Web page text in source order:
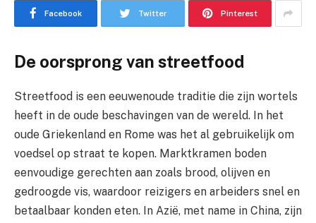
Facebook Twitter Pinterest
De oorsprong van streetfood
Streetfood is een eeuwenoude traditie die zijn wortels
heeft in de oude beschavingen van de wereld. In het
oude Griekenland en Rome was het al gebruikelijk om
voedsel op straat te kopen. Marktkramen boden
eenvoudige gerechten aan zoals brood, olijven en
gedroogde vis, waardoor reizigers en arbeiders snel en
betaalbaar konden eten. In Azië, met name in China, zijn